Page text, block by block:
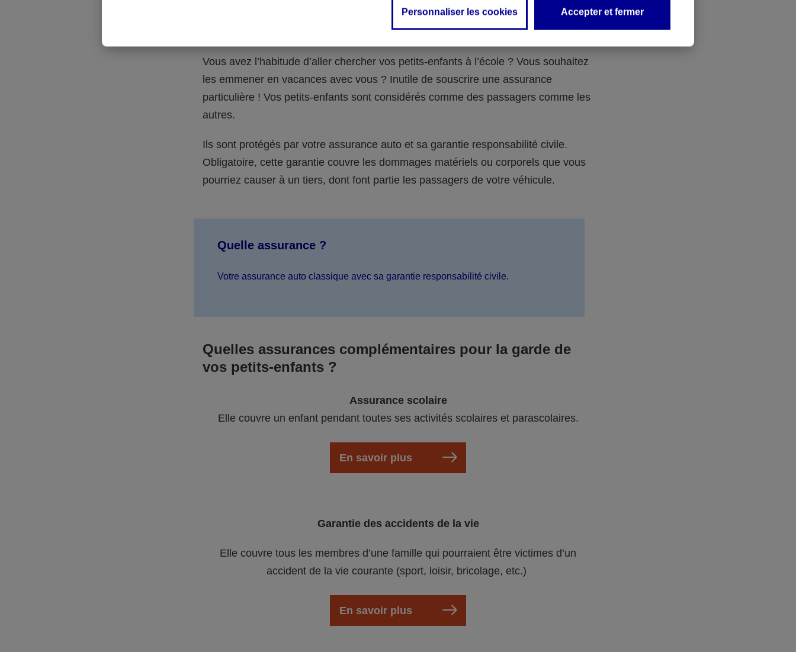
Situation n°3 : vous avez un accident de voiture avec vos
Vous avez l’habitude d’aller chercher vos petits-enfants à l’école ? Vous souhaitez
les emmener en vacances avec vous ? Inutile de souscrire une assurance
particulière ! Vos petits-enfants sont considérés comme des passagers comme les
autres.
Ils sont protégés par votre assurance auto et sa garantie responsabilité civile.
Obligatoire, cette garantie couvre les dommages matériels ou corporels que vous
pourriez causer à un tiers, dont font partie les passagers de votre véhicule.
Quelle assurance ?
Votre assurance auto classique avec sa garantie responsabilité civile.
Quelles assurances complémentaires pour la garde de
vos petits-enfants ?
Assurance scolaire
Elle couvre un enfant pendant toutes ses activités scolaires et parascolaires.
En savoir plus
Garantie des accidents de la vie
Elle couvre tous les membres d’une famille qui pourraient être victimes d’un
accident de la vie courante (sport, loisir, bricolage, etc.)
En savoir plus
Personnaliser les cookies Accepter et fermer